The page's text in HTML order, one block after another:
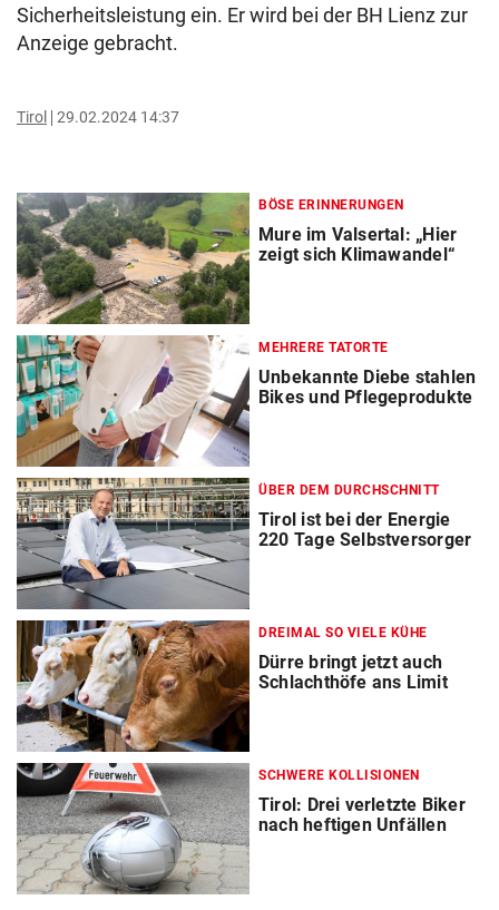
Sicherheitsleistung ein. Er wird bei der BH Lienz zur
Anzeige gebracht.
Tirol 29.02.2024 14:37
BÖSE ERINNERUNGEN
Mure im Valsertal: „Hier
zeigt sich Klimawandel“
MEHRERE TATORTE
Unbekannte Diebe stahlen
Bikes und Pflegeprodukte
ÜBER DEM DURCHSCHNITT
Tirol ist bei der Energie
220 Tage Selbstversorger
DREIMAL SO VIELE KÜHE
Dürre bringt jetzt auch
Schlachthöfe ans Limit
SCHWERE KOLLISIONEN
Tirol: Drei verletzte Biker
nach heftigen Unfällen